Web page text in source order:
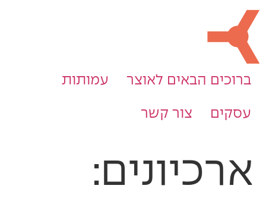
ברוכים הבאים לאוצר עמותות
עסקים צור קשר
ארכיונים: